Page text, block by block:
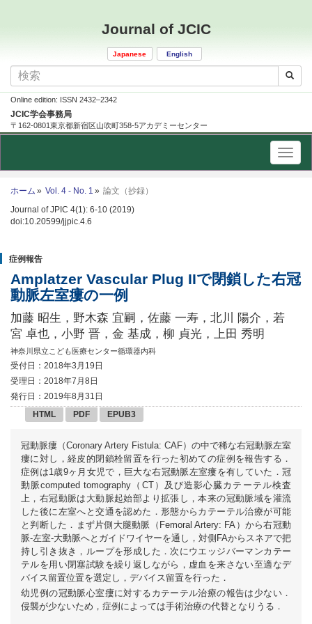
Journal of JCIC
Japanese English
Online edition: ISSN 2432–2342
JCIC学会事務局
〒162-0801東京都新宿区山吹町358-5アカデミーセンター
ホーム Vol. 4 - No. 1
論文（抄録）
Journal of JPIC 4(1): 6-10 (2019)
doi:10.20599/jjpic.4.6
症例報告
Amplatzer Vascular Plug IIで閉鎖した右冠
動脈左室瘻の一例
加藤 昭生，野木森 宜嗣，佐藤 一寿，北川 陽介，若
宮 卓也，小野 晋，金 基成，柳 貞光，上田 秀明
神奈川県立こども医療センター循環器内科
受付日：2018年3月19日
受理日：2018年7月8日
発行日：2019年8月31日
HTML
PDF EPUB3
冠動脈瘻（Coronary Artery Fistula: CAF）の中で稀な右冠動脈左室
瘻に対し，経皮的閉鎖栓留置を行った初めての症例を報告する．
症例は1歳9ヶ月女児で，巨大な右冠動脈左室瘻を有していた．冠
動脈computed tomography（CT）及び造影心臓カテーテル検査
上，右冠動脈は大動脈起始部より拡張し，本来の冠動脈域を灌流
した後に左室へと交通を認めた．形態からカテーテル治療が可能
と判断した．まず片側大腿動脈（Femoral Artery: FA）から右冠動
脈-左室-大動脈へとガイドワイヤーを通し，対側FAからスネアで把
持し引き抜き，ループを形成した．次にウエッジバーマンカテー
テルを用い閉塞試験を繰り返しながら，虚血を来さない至適なデ
バイス留置位置を選定し，デバイス留置を行った．
幼児例の冠動脈心室瘻に対するカテーテル治療の報告は少ない．
侵襲が少ないため，症例によっては手術治療の代替となりうる．